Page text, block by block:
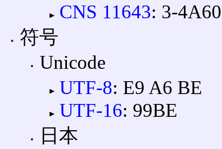
CNS 11643: 3-4A60
符号
Unicode
UTF-8: E9 A6 BE
UTF-16: 99BE
日本